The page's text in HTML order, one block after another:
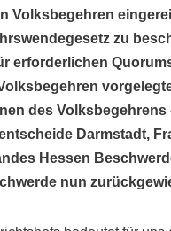
Volksbegehren
zu
erforderlichen
des
Darmstadt,
Hessen
nun